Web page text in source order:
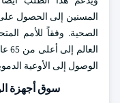
المسنين إلى الحصول
الوصول إلى الأوعية
سوق أجهزة